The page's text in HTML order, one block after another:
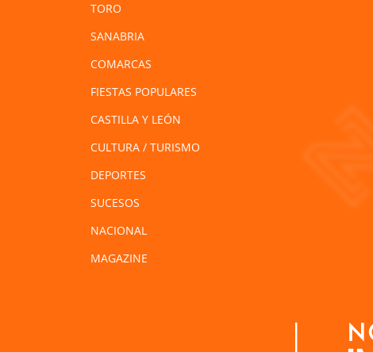
TORO
SANABRIA
COMARCAS
FIESTAS POPULARES
CASTILLA Y LEÓN
CULTURA / TURISMO
DEPORTES
SUCESOS
NACIONAL
MAGAZINE